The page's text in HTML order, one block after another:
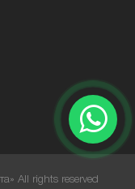
All rights reserved